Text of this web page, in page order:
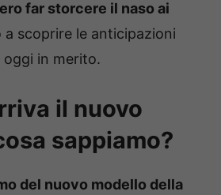
far storcere il naso ai
a scoprire le anticipazioni
in merito.
il nuovo
sappiamo?
del nuovo modello della